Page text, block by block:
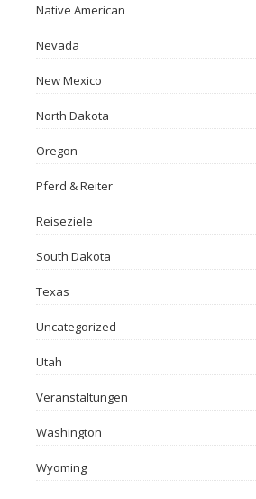
Native American
Nevada
New Mexico
North Dakota
Oregon
Pferd & Reiter
Reiseziele
South Dakota
Texas
Uncategorized
Utah
Veranstaltungen
Washington
Wyoming